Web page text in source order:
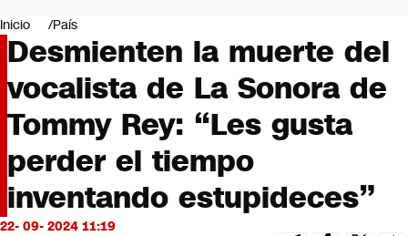
Negocios
Deportes
Programas completos
Cultura
Servicios
Bits
CNN tiempo
Futuro 360
Opinión
Inicio País
Desmienten la muerte del
vocalista de La Sonora de
Tommy Rey: “Les gusta
perder el tiempo
inventando estupideces”
22- 09- 2024 11:19